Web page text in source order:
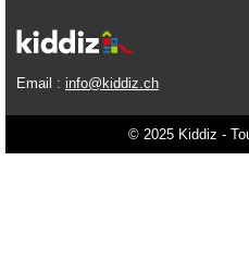
Email : info@kiddiz.ch
© 2025 Kiddiz -